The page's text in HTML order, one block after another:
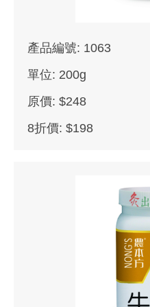
產品編號: 1063
單位: 200g
原價: $248
8折價: $198